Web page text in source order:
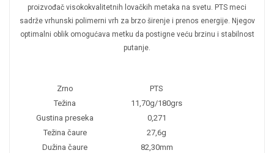
proizvođač visokokvalitetnih lovačkih metaka na svetu. PTS meci
sadrže vrhunski polimerni vrh za brzo širenje i prenos energije. Njegov
optimalni oblik omogućava metku da postigne veću brzinu i stabilnost
putanje.
Zrno
PTS
Težina
11,70g/180grs
Gustina preseka
0,271
Težina čaure
27,6g
Dužina čaure
82,30mm